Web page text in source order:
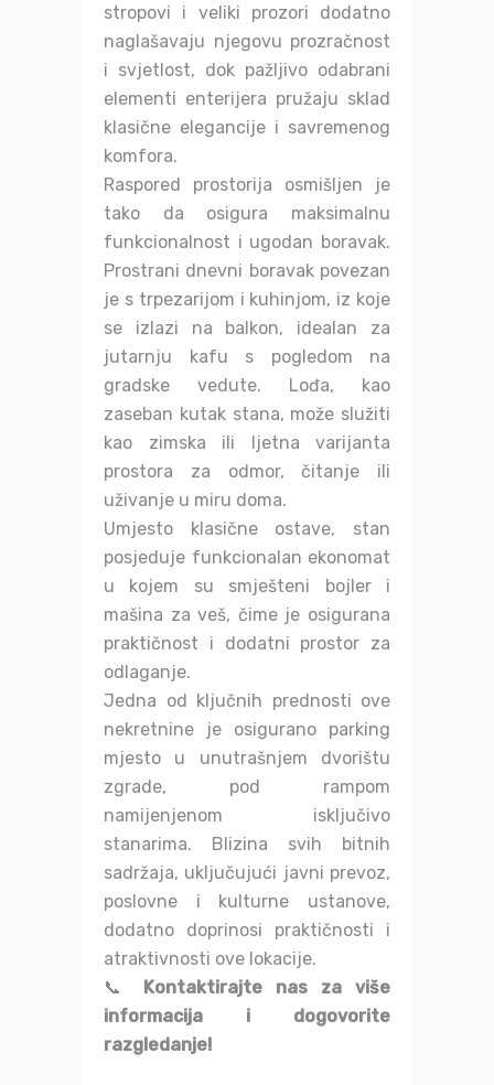
stropovi i veliki prozori dodatno
naglašavaju njegovu prozračnost
i svjetlost, dok pažljivo odabrani
elementi enterijera pružaju sklad
klasične elegancije i savremenog
komfora.
Raspored prostorija osmišljen je
tako da osigura maksimalnu
funkcionalnost i ugodan boravak.
Prostrani dnevni boravak povezan
je s trpezarijom i kuhinjom, iz koje
se izlazi na balkon, idealan za
jutarnju kafu s pogledom na
gradske vedute. Lođa, kao
zaseban kutak stana, može služiti
kao zimska ili ljetna varijanta
prostora za odmor, čitanje ili
uživanje u miru doma.
Umjesto klasične ostave, stan
posjeduje funkcionalan ekonomat
u kojem su smješteni bojler i
mašina za veš, čime je osigurana
praktičnost i dodatni prostor za
odlaganje.
Jedna od ključnih prednosti ove
nekretnine je osigurano parking
mjesto u unutrašnjem dvorištu
zgrade, pod rampom
namijenjenom isključivo
stanarima. Blizina svih bitnih
sadržaja, uključujući javni prevoz,
poslovne i kulturne ustanove,
dodatno doprinosi praktičnosti i
atraktivnosti ove lokacije.
📞
Kontaktirajte nas za više
informacija i dogovorite
razgledanje!